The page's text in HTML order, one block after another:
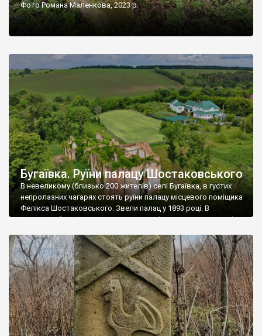
Фото Романа Маленкова, 2023 р.
Бугаївка. Руїни палацу Шостаковського
В невеликому (близько 200 жителів) селі Бугаївка, в густих
непролазних чагарях стоять руїни палацу місцевого поміщика
Фелікса Шостаковського. Звели палац у 1893 році. В
радянський період у ньому спочатку містилася школа, потім
століття тут розмістили туберкульозну лікарню. Коли із
палацу виїхала лікарня – ми точно не […]